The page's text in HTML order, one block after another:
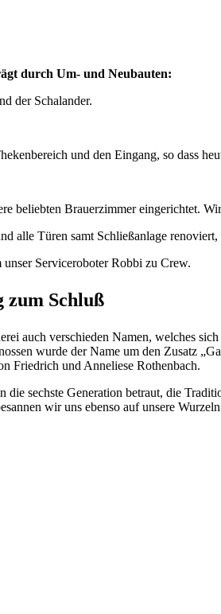
durch Um- und Neubauten:
der Schalander.
und den Eingang, so dass
beliebten Brauerzimmer eingerichtet.
alle Türen samt Schließanlage renoviert,
Serviceroboter Robbi zu Crew.
Schluß
auch verschieden Namen, welches
wurde der Name um den Zusatz
Friedrich und Anneliese Rothenbach.
sechste Generation betraut, die
wir uns ebenso auf unsere